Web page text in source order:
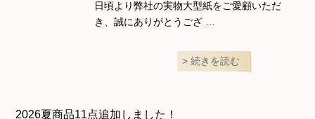
日頃より弊社の実物大型紙をご愛顧いただ
き、誠にありがとうござ …
続きを読む
2026夏商品11点追加しました！